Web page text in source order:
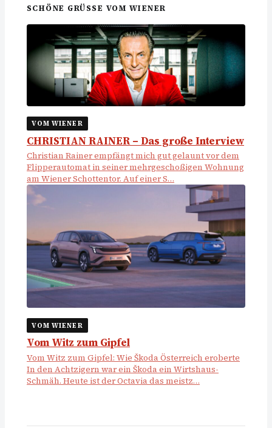
SCHÖNE GRÜSSE VOM WIENER
VOM WIENER
CHRISTIAN RAINER – Das große Interview
Christian Rainer empfängt mich gut gelaunt vor dem
Flipper­automat in seiner mehr­geschoßigen Wohnung
am Wiener Schottentor. Auf ­einer S…
VOM WIENER
Vom Witz zum Gipfel
Vom Witz zum Gipfel: Wie Škoda Österreich eroberte
In den Achtzigern war ein Škoda ein Wirtshaus-
Schmäh. Heute ist der Octavia das meistz…